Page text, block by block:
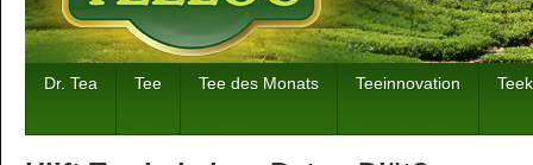
Dr. Tea Tee Tee des Monats Teeinnovation